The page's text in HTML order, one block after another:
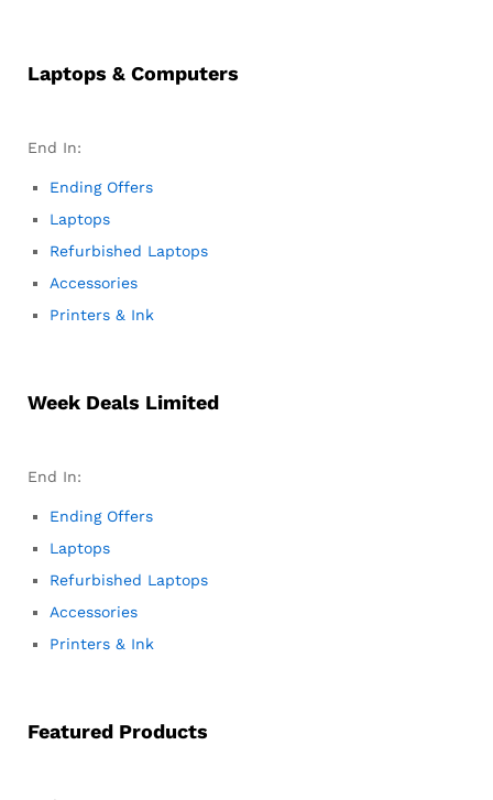
Laptops & Computers
End In:
Ending Offers
Laptops
Refurbished Laptops
Accessories
Printers & Ink
Week Deals Limited
End In:
Ending Offers
Laptops
Refurbished Laptops
Accessories
Printers & Ink
Featured Products